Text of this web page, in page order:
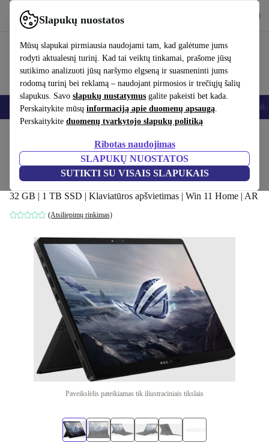
Slapukų nuostatos
Mūsų slapukai pirmiausia naudojami tam, kad galėtume jums
rodyti aktualesnį turinį. Kad tai veiktų tinkamai, prašome jūsų
sutikimo analizuoti jūsų naršymo elgseną ir suasmeninti jums
rodomą turinį bei reklamą – naudojant pirmosios ir trečiųjų šalių
slapukus. Savo slapukų nustatymus galite pakeisti bet kada.
Perskaitykite mūsų informaciją apie duomenų apsaugą.
Perskaitykite duomenų tvarkytojo slapukų politiką
Ribotas naudojimas
SLAPUKŲ NUOSTATOS
SUTIKTI SU VISAIS SLAPUKAIS
Naudok refurbed greitai ir paprastai
Išmanieji telefonai Nešiojamieji kompiuteriai Planšetės Išmanieji
ASUS ROG Flow Z13 GZ302 (2025) |
Ryzen AI Max 390 | 13.4"
32 GB | 1 TB SSD | Klaviatūros apšvietimas | Win 11 Home | AR
(Atsiliepimų rinkimas)
Paveikslėlis pateikiamas tik iliustraciniais tikslais